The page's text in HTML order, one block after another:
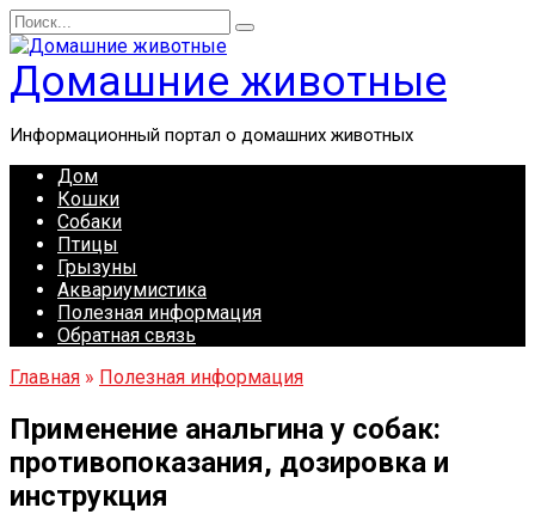
Перейти
к
содержанию
Search
for:
Домашние животные
Информационный портал о домашних животных
Дом
Кошки
Собаки
Птицы
Грызуны
Аквариумистика
Полезная информация
Обратная связь
Главная » Полезная информация
Применение анальгина у собак:
противопоказания, дозировка и
инструкция